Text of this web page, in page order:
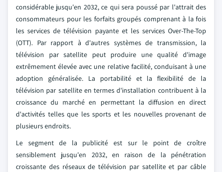
considérable jusqu'en 2032, ce qui sera poussé par l'attrait des
consommateurs pour les forfaits groupés comprenant à la fois
les services de télévision payante et les services Over-The-Top
(OTT). Par rapport à d'autres systèmes de transmission, la
télévision par satellite peut produire une qualité d'image
extrêmement élevée avec une relative facilité, conduisant à une
adoption généralisée. La portabilité et la flexibilité de la
télévision par satellite en termes d'installation contribuent à la
croissance du marché en permettant la diffusion en direct
d'activités telles que les sports et les nouvelles provenant de
plusieurs endroits.
Le segment de la publicité est sur le point de croître
sensiblement jusqu'en 2032, en raison de la pénétration
croissante des réseaux de télévision par satellite et par câble